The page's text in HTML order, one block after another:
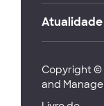
Atualidade
Copyright ©
and